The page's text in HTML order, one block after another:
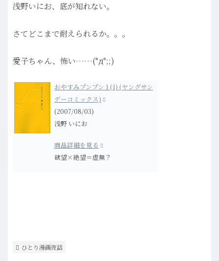
浅野いにお、底が知れない。
さてどこまで耐えられるか。。。
愛子ちゃん、怖い……(°д°;;)
おやすみプンプン 1 (1) (ヤングサン
デーコミックス)
(2007/08/03)
浅野 いにお
商品詳細を見る
欲望×絶望＝虚無？
ひとり漫画夜話